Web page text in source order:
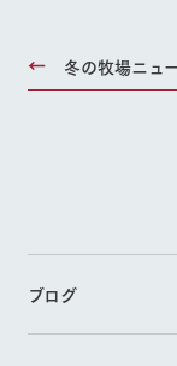
冬の牧場ニュ
ブログ